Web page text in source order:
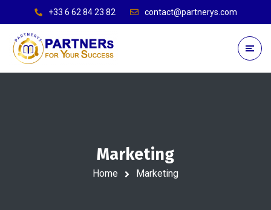
+33 6 62 84 23 82 contact@partnerys.com
Marketing
Home Marketing